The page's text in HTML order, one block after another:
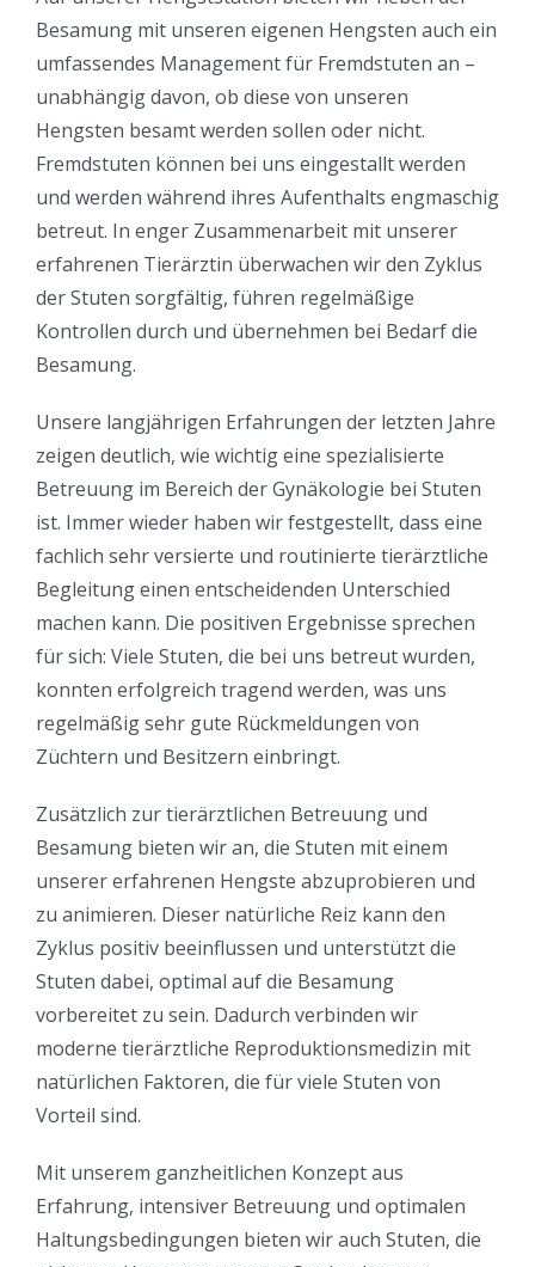
Besamung mit unseren eigenen Hengsten auch ein
umfassendes Management für Fremdstuten an –
unabhängig davon, ob diese von unseren
Hengsten besamt werden sollen oder nicht.
Fremdstuten können bei uns eingestallt werden
und werden während ihres Aufenthalts engmaschig
betreut. In enger Zusammenarbeit mit unserer
erfahrenen Tierärztin überwachen wir den Zyklus
der Stuten sorgfältig, führen regelmäßige
Kontrollen durch und übernehmen bei Bedarf die
Besamung.
Unsere langjährigen Erfahrungen der letzten Jahre
zeigen deutlich, wie wichtig eine spezialisierte
Betreuung im Bereich der Gynäkologie bei Stuten
ist. Immer wieder haben wir festgestellt, dass eine
fachlich sehr versierte und routinierte tierärztliche
Begleitung einen entscheidenden Unterschied
machen kann. Die positiven Ergebnisse sprechen
für sich: Viele Stuten, die bei uns betreut wurden,
konnten erfolgreich tragend werden, was uns
regelmäßig sehr gute Rückmeldungen von
Züchtern und Besitzern einbringt.
Zusätzlich zur tierärztlichen Betreuung und
Besamung bieten wir an, die Stuten mit einem
unserer erfahrenen Hengste abzuprobieren und
zu animieren. Dieser natürliche Reiz kann den
Zyklus positiv beeinflussen und unterstützt die
Stuten dabei, optimal auf die Besamung
vorbereitet zu sein. Dadurch verbinden wir
moderne tierärztliche Reproduktionsmedizin mit
natürlichen Faktoren, die für viele Stuten von
Vorteil sind.
Mit unserem ganzheitlichen Konzept aus
Erfahrung, intensiver Betreuung und optimalen
Haltungsbedingungen bieten wir auch Stuten, die